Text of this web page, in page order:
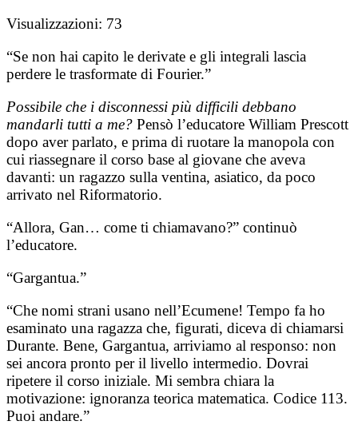
Visualizzazioni: 73
“Se non hai capito le derivate e gli integrali lascia
perdere le trasformate di Fourier.”
Possibile che i disconnessi più difficili debbano
mandarli tutti a me? Pensò l’educatore William Prescott
dopo aver parlato, e prima di ruotare la manopola con
cui riassegnare il corso base al giovane che aveva
davanti: un ragazzo sulla ventina, asiatico, da poco
arrivato nel Riformatorio.
“Allora, Gan… come ti chiamavano?” continuò
l’educatore.
“Gargantua.”
“Che nomi strani usano nell’Ecumene! Tempo fa ho
esaminato una ragazza che, figurati, diceva di chiamarsi
Durante. Bene, Gargantua, arriviamo al responso: non
sei ancora pronto per il livello intermedio. Dovrai
ripetere il corso iniziale. Mi sembra chiara la
motivazione: ignoranza teorica matematica. Codice 113.
Puoi andare.”